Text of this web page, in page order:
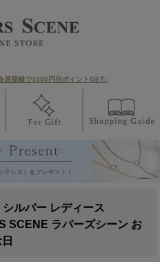
員登録で1000円分ポイントGET♪
シルバー レディース
SCENE ラバーズシーン お